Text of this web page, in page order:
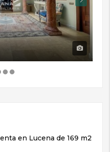
en Lucena de 169 m2